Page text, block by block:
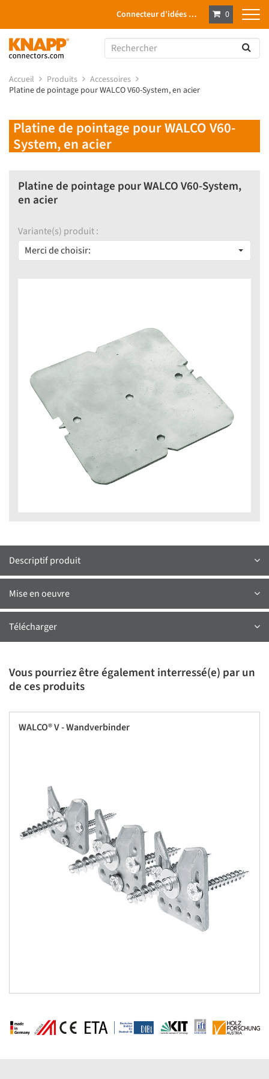
Connecteur d’idées … 0
Accueil Produits
Accessoires
Platine de pointage pour WALCO V60-System, en acier
Platine de pointage pour WALCO V60-
System, en acier
Platine de pointage pour WALCO V60-System,
en acier
Variante(s) produit :
Merci de choisir:
Descriptif produit
Mise en oeuvre
Télécharger
Vous pourriez être également interressé(e) par un
de ces produits
WALCO® V - Wandverbinder